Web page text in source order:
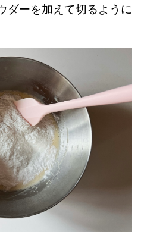
ーを加えて切るように